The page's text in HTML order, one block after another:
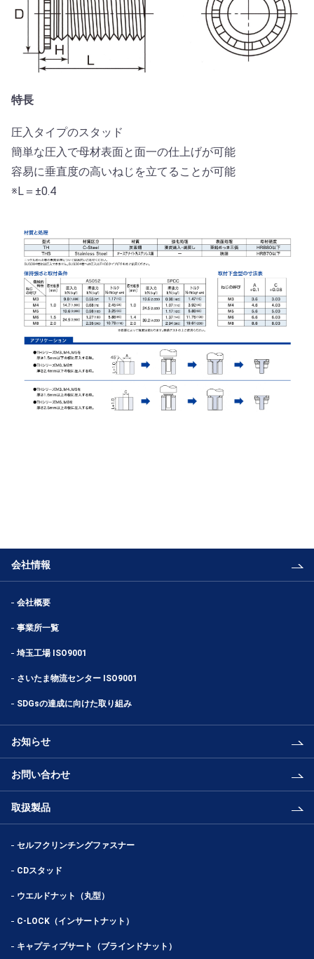
特長
圧入タイプのスタッド
簡単な圧入で母材表面と面一の仕上げが可能
容易に垂直度の高いねじを立てることが可能
※L＝±0.4
会社情報
会社概要
事業所一覧
埼玉工場 ISO9001
さいたま物流センター ISO9001
SDGsの達成に向けた取り組み
お知らせ
お問い合わせ
取扱製品
セルフクリンチングファスナー
CDスタッド
ウエルドナット（丸型）
C-LOCK（インサートナット）
キャプティブサート（ブラインドナット）